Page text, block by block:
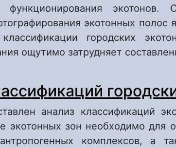
экотонов.
экотонных полос
городских
ощутимо затрудняет
анализ классификаций
экотонных зон необходимо для
комплексов, а